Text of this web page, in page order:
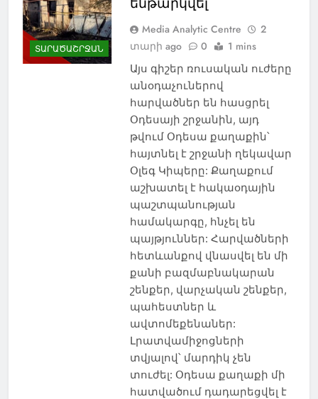
ՏԱՐԱԾԱՇՐՋԱՆ
Media Analytic Centre
2
տարի ago
0 1 mins
Այս գիշեր ռուսական ուժերը
անօդաչուներով
հարվածներ են հասցրել
Օդեսայի շրջանին, այդ
թվում Օդեսա քաղաքին՝
հայտնել է շրջանի ղեկավար
Օլեգ Կիպերը: Քաղաքում
աշխատել է հակաօդային
պաշտպանության
համակարգը, հնչել են
պայթյուններ: Հարվածների
հետևանքով վնասվել են մի
քանի բազմաբնակարան
շենքեր, վարչական շենքեր,
պահեստներ և
ավտոմեքենաներ:
Լրատվամիջոցների
տվյալով՝ մարդիկ չեն
տուժել: Օդեսա քաղաքի մի
հատվածում դադարեցվել է